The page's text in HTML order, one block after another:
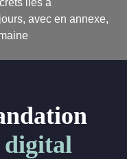
liés à
avec en annexe,
digital